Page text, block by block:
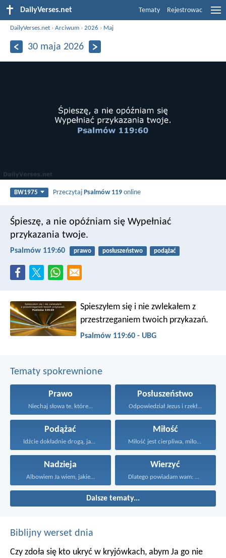
DailyVerses.net Tematy Rejestrowac
DailyVerses.net ›Arciwum ›2026 › Maj
30 maja 2026
BW1975 PrzeczytajPsalmów 119 online
Śpieszę, a nie opóźniam się Wypełniać
przykazania twoje.
Psalmów 119:60 prawo posłuszeństwo podążać
Spieszyłem się i nie zwlekałem z
przestrzeganiem twoich przykazań.
Psalmów 119:60 - UBG
Tematy spokrewnione
Prawo
Niechaj słowa te, które...
Posłuszeństwo
Odpowiedział Jezus i rzekł...
Podążać
Idźcie dokładnie drogą, jaką...
Miłość
Miłość jest cierpliwa, miłość...
Nadzieja
Albowiem Ja wiem, jakie...
Wierzyć
Dlatego powiadam wam: Wszystko...
Dalsze tematy...
Biblijny werset dnia
Czy zdoła się kto ukryć w kryjówkach, abym Ja go nie